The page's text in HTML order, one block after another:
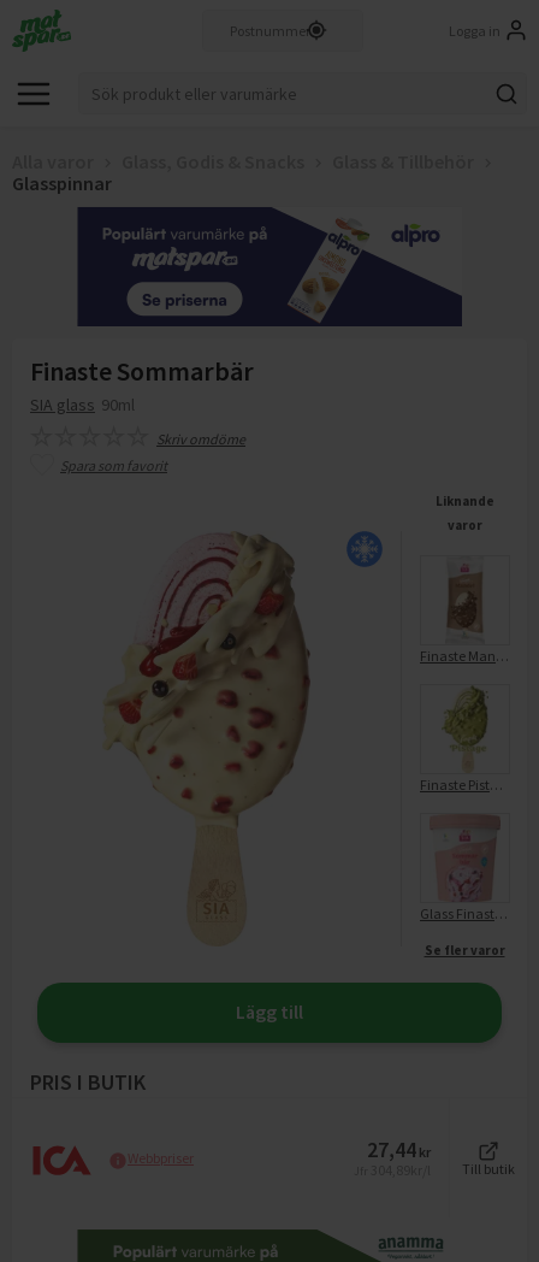
Logga in
Glasspinnar
Finaste Sommarbär
SIA glass 90ml
Skriv omdöme
Spara som favorit
Liknande
varor
Finaste Mandel
Finaste Pistage
Glass Finaste Sommarbär
Se fler varor
Lägg till
PRIS I BUTIK
Webbpriser 27,44 kr
Till butik